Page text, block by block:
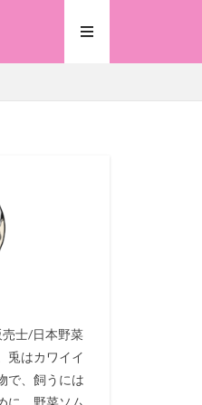
士/日本野菜
兎はカワイイ
で、飼うには
に、野菜ソム